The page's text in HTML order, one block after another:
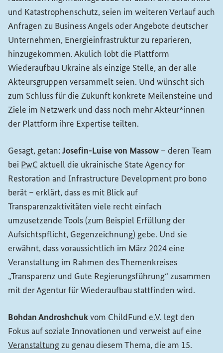
und Katastrophenschutz, seien im weiteren Verlauf auch
Anfragen zu Business Angels oder Angebote deutscher
Unternehmen, Energieinfrastruktur zu reparieren,
hinzugekommen. Akulich lobt die Plattform
Wiederaufbau Ukraine als einzige Stelle, an der alle
Akteursgruppen versammelt seien. Und wünscht sich
zum Schluss für die Zukunft konkrete Meilensteine und
Ziele im Netzwerk und dass noch mehr Akteur*innen
der Plattform ihre Expertise teilten.
Gesagt, getan: Josefin-Luise von Massow – deren Team
bei PwC aktuell die ukrainische State Agency for
Restoration and Infrastructure Development pro bono
berät – erklärt, dass es mit Blick auf
Transparenzaktivitäten viele recht einfach
umzusetzende Tools (zum Beispiel Erfüllung der
Aufsichtspflicht, Gegenzeichnung) gebe. Und sie
erwähnt, dass voraussichtlich im März 2024 eine
Veranstaltung im Rahmen des Themenkreises
„Transparenz und Gute Regierungsführung“ zusammen
mit der Agentur für Wiederaufbau stattfinden wird.
Bohdan Androshchukvom ChildFund e.V. legt den
Fokus auf soziale Innovationen und verweist auf eine
Veranstaltungzu genau diesem Thema, die am 15.